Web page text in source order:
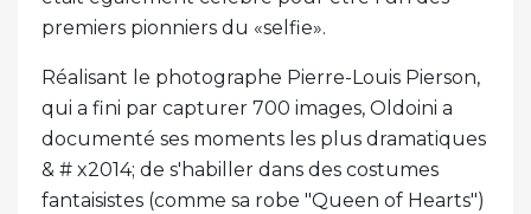
premiers pionniers du «selfie».
Réalisant le photographe Pierre-Louis Pierson,
qui a fini par capturer 700 images, Oldoini a
documenté ses moments les plus dramatiques
& # x2014; de s'habiller dans des costumes
fantaisistes (comme sa robe "Queen of Hearts")